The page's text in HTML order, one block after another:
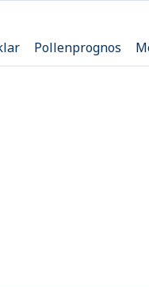
Pollenprognos